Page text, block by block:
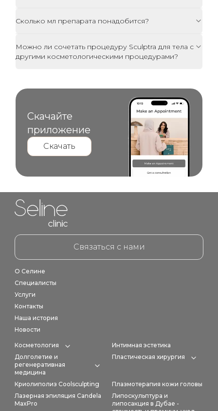
Сколько мл препарата понадобится?
Можно ли сочетать процедуру Sculptra для тела с
другими косметологическими процедурами?
Скачайте
приложение
Скачать
О Селине
Специалисты
Услуги
Контакты
Наша история
Новости
Косметология
Expand category
Интимная эстетика
Долголетие и
регенеративная
медицина
Expand category
Пластическая хирургия
Криолиполиз Coolsculpting
Плазмотерапия кожи головы
Лазерная эпиляция Candela
MaxPro
Липоскульптура и
липосакция в Дубае -
Связаться с нами